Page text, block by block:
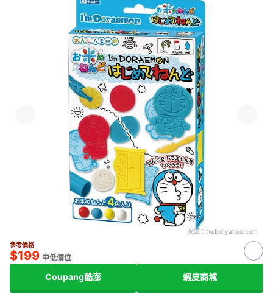
來源： tw.bid.yahoo.com
參考價格
$199 中低價位
Coupang酷澎 蝦皮商城